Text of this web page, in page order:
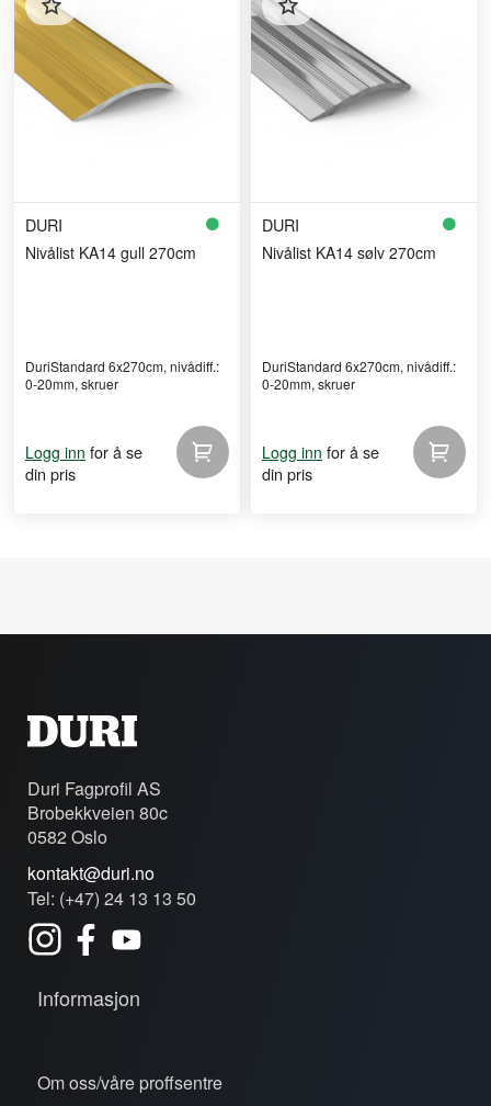
DURI
Nivålist KA14 gull 270cm
DuriStandard 6x270cm, nivådiff.:
0-20mm, skruer
Logg inn for å se
din pris
DURI
Nivålist KA14 sølv 270cm
DuriStandard 6x270cm, nivådiff.:
0-20mm, skruer
Logg inn for å se
din pris
Duri Fagprofil AS
Brobekkveien 80c
0582 Oslo
kontakt@duri.no
Tel: (+47) 24 13 13 50
Informasjon
Om oss/våre proffsentre